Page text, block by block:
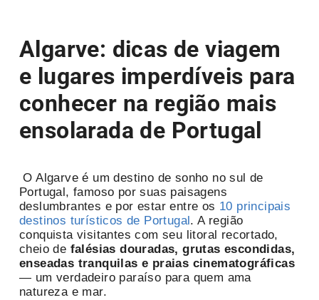
Algarve: dicas de viagem
e lugares imperdíveis para
conhecer na região mais
ensolarada de Portugal
O Algarve é um destino de sonho no sul de
Portugal, famoso por suas paisagens
deslumbrantes e por estar entre os 10 principais
destinos turísticos de Portugal. A região
conquista visitantes com seu litoral recortado,
cheio de falésias douradas, grutas escondidas,
enseadas tranquilas e praias cinematográficas
— um verdadeiro paraíso para quem ama
natureza e mar.